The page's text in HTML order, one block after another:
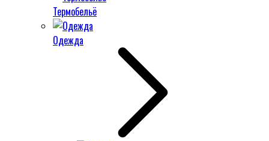
Термобельё
Одежда